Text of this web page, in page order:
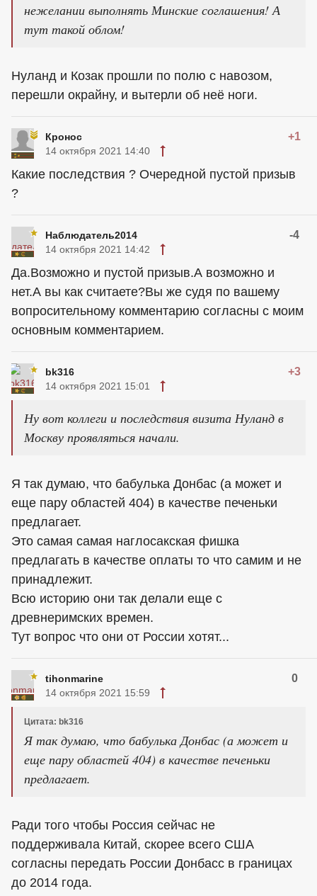
нежелании выполнять Минские соглашения! А
тут такой облом!
Нуланд и Козак прошли по полю с навозом,
перешли окрайну, и вытерли об неё ноги.
Кронос +1
14 октября 2021 14:40
Какие последствия ? Очередной пустой призыв
?
Наблюдатель2014 -4
14 октября 2021 14:42
Да.Возможно и пустой призыв.А возможно и
нет.А вы как считаете?Вы же судя по вашему
вопросительному комментарию согласны с моим
основным комментарием.
bk316 +3
14 октября 2021 15:01
Ну вот коллеги и последствия визита Нуланд в
Москву проявляться начали.
Я так думаю, что бабулька Донбас (а может и
еще пару областей 404) в качестве печеньки
предлагает.
Это самая самая наглосакская фишка
предлагать в качестве оплаты то что самим и не
принадлежит.
Всю историю они так делали еще с
древнеримских времен.
Тут вопрос что они от России хотят...
tihonmarine 0
14 октября 2021 15:59
Цитата: bk316
Я так думаю, что бабулька Донбас (а может и
еще пару областей 404) в качестве печеньки
предлагает.
Ради того чтобы Россия сейчас не
поддерживала Китай, скорее всего США
согласны передать России Донбасс в границах
до 2014 года.